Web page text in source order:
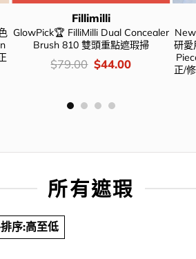
Fillimilli
GlowPick🏆 FilliMilli Dual Concealer
Brush 810 雙頭重點遮瑕掃
價
錢：
$79.00 Original
price
$44.00Current
研愛
正/
所有遮瑕
序:高至低